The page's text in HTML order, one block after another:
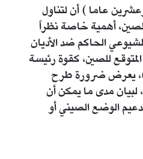
عاما ) أن لتناول
أهمية خاصة نظراً
الحاكم ضد الأديان
للصين، كقوة رئيسة
)، يعرض ضرورة طرح
لبيان مدى ما يمكن أن
الوضع الصيني أو